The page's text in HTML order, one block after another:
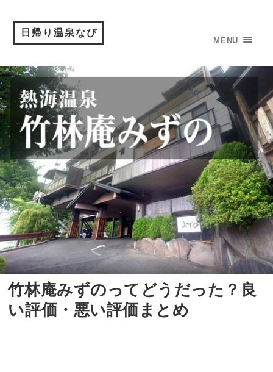
日帰り温泉なび
MENU
竹林庵みずのってどうだった？良
い評価・悪い評価まとめ